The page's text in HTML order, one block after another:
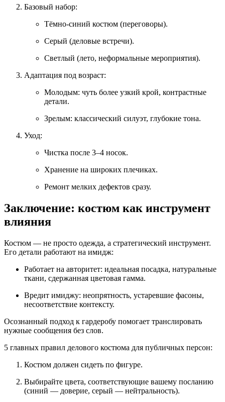
Базовый набор:
Тёмно‑синий костюм (переговоры).
Серый (деловые встречи).
Светлый (лето, неформальные мероприятия).
Адаптация под возраст:
Молодым: чуть более узкий крой, контрастные
детали.
Зрелым: классический силуэт, глубокие тона.
Уход:
Чистка после 3–4 носок.
Хранение на широких плечиках.
Ремонт мелких дефектов сразу.
Заключение: костюм как инструмент
влияния
Костюм — не просто одежда, а стратегический инструмент.
Его детали работают на имидж:
Работает на авторитет: идеальная посадка, натуральные
ткани, сдержанная цветовая гамма.
Вредит имиджу: неопрятность, устаревшие фасоны,
несоответствие контексту.
Осознанный подход к гардеробу помогает транслировать
нужные сообщения без слов.
5 главных правил делового костюма для публичных персон:
Костюм должен сидеть по фигуре.
Выбирайте цвета, соответствующие вашему посланию
(синий — доверие, серый — нейтральность).